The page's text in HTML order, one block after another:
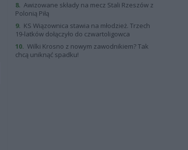
8. Awizowane składy na mecz Stali Rzeszów z
Polonią Piłą
9. KS Wiązownica stawia na młodzież. Trzech
19-latków dołączyło do czwartoligowca
10. Wilki Krosno z nowym zawodnikiem? Tak
chcą uniknąć spadku!